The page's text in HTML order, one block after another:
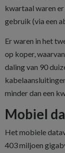
kwartaal waren
gebruik (via een
Er waren in het
op koper,
daling van 90
minder dan een
Mobiel
Het mobiele
403 miljoen